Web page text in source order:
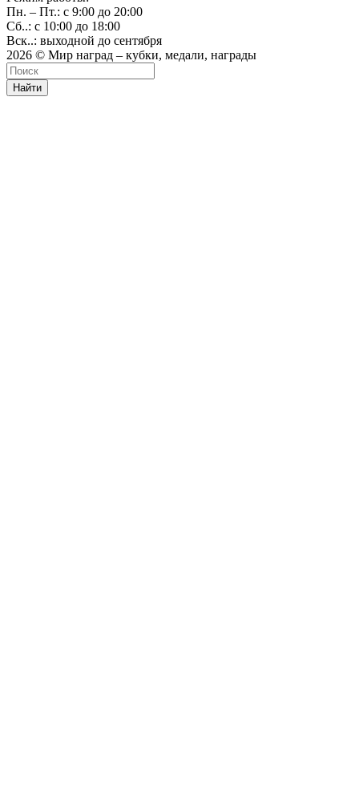
Пн. – Пт.: с 9:00 до 20:00
Сб..: с 10:00 до 18:00
Вск..: выходной до сентября
2026 © Мир наград – кубки, медали, награды
Найти